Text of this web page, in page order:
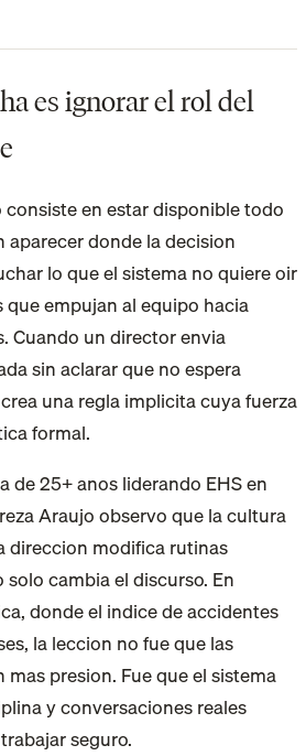
es ignorar el rol del
consiste en estar disponible todo
aparecer donde la decision
lo que el sistema no quiere oir
empujan al equipo hacia
Cuando un director envia
sin aclarar que no espera
una regla implicita cuya fuerza
formal.
de 25+ anos liderando EHS en
Araujo observo que la cultura
direccion modifica rutinas
cambia el discurso. En
donde el indice de accidentes
la leccion no fue que las
presion. Fue que el sistema
y conversaciones reales
seguro.